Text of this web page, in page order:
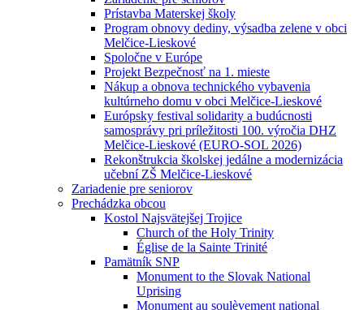
Prístavba Materskej školy
Program obnovy dediny, výsadba zelene v obci
Melčice-Lieskové
Spoločne v Európe
Projekt Bezpečnosť na 1. mieste
Nákup a obnova technického vybavenia
kultúrneho domu v obci Melčice-Lieskové
Európsky festival solidarity a budúcnosti
samosprávy pri príležitosti 100. výročia DHZ
Melčice-Lieskové (EURO-SOL 2026)
Rekonštrukcia školskej jedálne a modernizácia
učební ZŠ Melčice-Lieskové
Zariadenie pre seniorov
Prechádzka obcou
Kostol Najsvätejšej Trojice
Church of the Holy Trinity
Église de la Sainte Trinité
Pamätník SNP
Monument to the Slovak National
Uprising
Monument au soulèvement national